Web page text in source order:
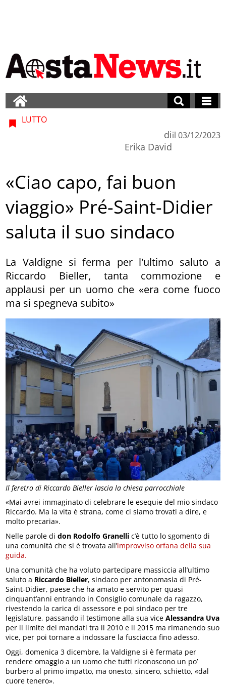
Il feretro di Riccardo Bieller lascia la chiesa parrocchiale
LUTTO
di
Erika David
il 03/12/2023
«Ciao capo, fai buon
viaggio» Pré-Saint-Didier
saluta il suo sindaco
La Valdigne si ferma per l'ultimo saluto a
Riccardo Bieller, tanta commozione e
applausi per un uomo che «era come fuoco
ma si spegneva subito»
«Mai avrei immaginato di celebrare le esequie del mio sindaco
Riccardo. Ma la vita è strana, come ci siamo trovati a dire, e
molto precaria».
Nelle parole didon Rodolfo Granelli c’è tutto lo sgomento di
una comunità che si è trovata all’improvviso orfana della sua
guida.
Una comunità che ha voluto partecipare massiccia all’ultimo
saluto a Riccardo Bieller, sindaco per antonomasia di Pré-
Saint-Didier, paese che ha amato e servito per quasi
cinquant’anni entrando in Consiglio comunale da ragazzo,
rivestendo la carica di assessore e poi sindaco per tre
legislature, passando il testimone alla sua viceAlessandra Uva
per il limite dei mandati tra il 2010 e il 2015 ma rimanendo suo
vice, per poi tornare a indossare la fusciacca fino adesso.
Oggi, domenica 3 dicembre, la Valdigne si è fermata per
rendere omaggio a un uomo che tutti riconoscono un po’
burbero al primo impatto, ma onesto, sincero, schietto, «dal
cuore tenero».